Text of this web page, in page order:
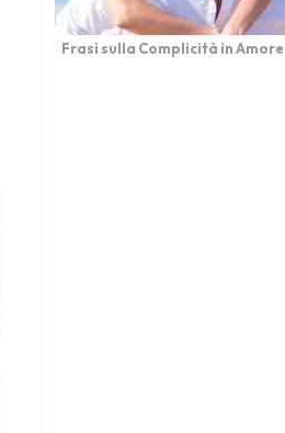
Frasi sulla Complicità in Amore